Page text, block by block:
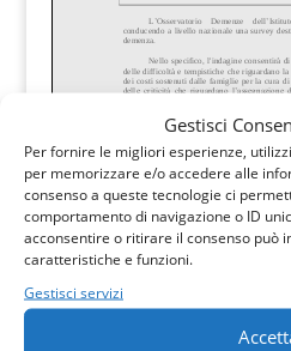
Gestisci
Per fornire le migliori esperienze,
per memorizzare e/o accedere alle
consenso a queste tecnologie ci
comportamento di navigazione o ID
acconsentire o ritirare il consenso può
caratteristiche e funzioni.
Gestisci servizi